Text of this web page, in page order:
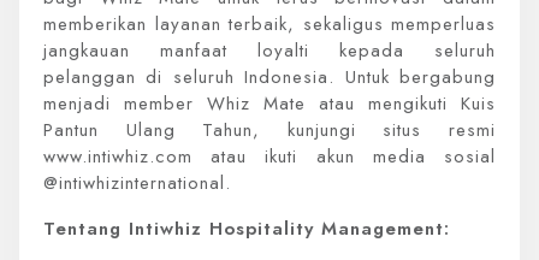
memberikan layanan terbaik, sekaligus memperluas
jangkauan manfaat loyalti kepada seluruh
pelanggan di seluruh Indonesia. Untuk bergabung
menjadi member Whiz Mate atau mengikuti Kuis
Pantun Ulang Tahun, kunjungi situs resmi
www.intiwhiz.com atau ikuti akun media sosial
@intiwhizinternational.
Tentang Intiwhiz Hospitality Management: